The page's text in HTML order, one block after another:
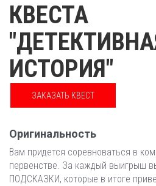
КВЕСТА
ИСТОРИЯ"
ЗАКАЗАТЬ КВЕСТ
Оригинальность
Вам придется соревноваться в
первенстве. За каждый выигрыш
ПОДСКАЗКИ, которые в итоге